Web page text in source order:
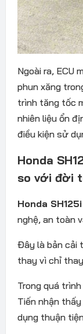
Ngoài ra, ECU
phun xăng
trình tăng tốc
nhiên liệu ổn
điều kiện sử
Honda
so với đời
Honda
nghệ, an toàn
Đây là bản cải
thay vì chỉ
Trong quá
Tiến nhận
dụng thuận